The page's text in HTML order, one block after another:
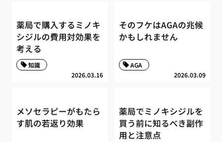
薬局で購入するミノキ
シジルの費用対効果を
考える
2026.03.16
知識
そのフケはAGAの兆候
かもしれません
2026.03.09
AGA
メソセラピーがもたら
す肌の若返り効果
薬局でミノキシジルを
買う前に知るべき副作
用と注意点